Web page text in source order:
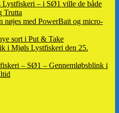
– i SØ1 ville de både
Trutta
nøjes med PowerBait og micro-
sort i Put & Take
i Mjøls Lystfiskeri den 25.
– SØ1 – Gennemløbsblink i